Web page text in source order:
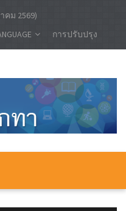
คม 2569)
การปรับปรุง